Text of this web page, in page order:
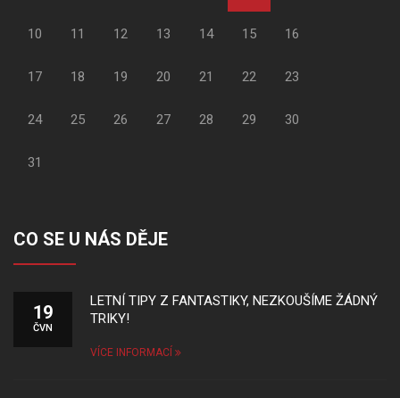
10 11 12 13 14 15 16
17 18 19 20 21 22 23
24 25 26 27 28 29 30
31
CO SE U NÁS DĚJE
19
ČVN
LETNÍ TIPY Z FANTASTIKY, NEZKOUŠÍME ŽÁDNÝ
TRIKY!
VÍCE INFORMACÍ